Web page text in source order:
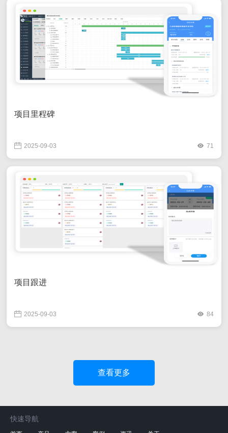
项目里程碑
2025-09-03 71
项目跟进
2025-09-03 84
查看更多
快速导航